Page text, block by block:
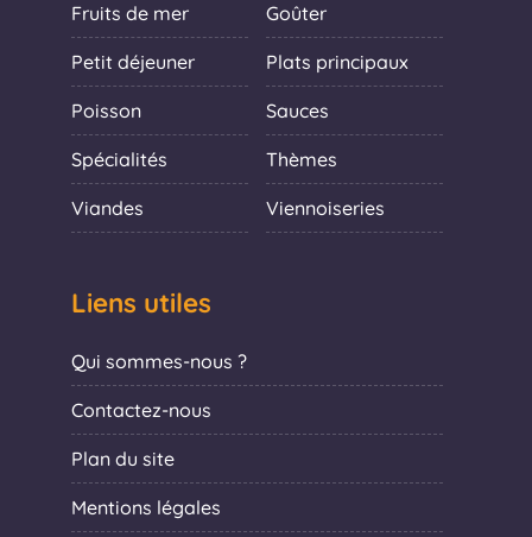
Fruits de mer Goûter
Petit déjeuner Plats principaux
Poisson Sauces
Spécialités Thèmes
Viandes Viennoiseries
Liens utiles
Qui sommes-nous ?
Contactez-nous
Plan du site
Mentions légales